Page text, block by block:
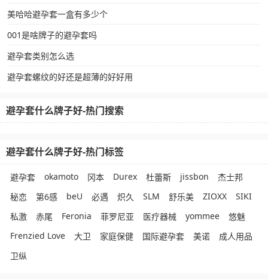
美哈哈避孕套一盒有多少个
001是啥牌子的避孕套吗
避孕套类别怎么选
避孕套螺纹的好还是超薄的好好用
避孕套什么牌子好-热门搜索
避孕套什么牌子好-热门标签
避孕套 okamoto 冈本 Durex 杜蕾斯 jissbon
杰士邦
秘恋
第6感 beU 必遇 炽久 SLM 舒乐美 ZIOXX
SIKI
私激
赤尾 Feronia 菲罗尼亚 医疗器械 yommee
悠魅
Frenzied Love
大卫 家庭保健 国际避孕套 美诺
成人用品
卫纵